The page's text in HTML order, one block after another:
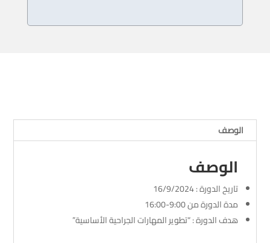
الوصف
الوصف
تاريخ الدورة : 16/9/2024
مدة الدورة من 9:00-16:00
هدف الدورة : “تطوير المهارات الجراحية الأساسية”